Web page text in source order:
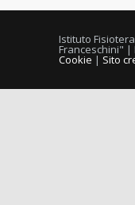
Istituto
Franceschini" |
Cookie | Sito